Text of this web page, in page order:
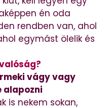
én oda
rendben van, ahol
egymást ölelik és
vágy vagy
alapozni
is nekem sokan,